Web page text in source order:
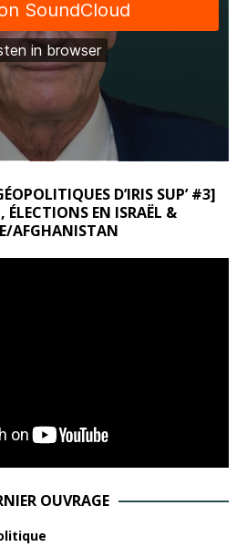
D’IRIS SUP’ #3]
ÉLECTIONS EN ISRAËL &
AFGHANISTAN
OUVRAGE